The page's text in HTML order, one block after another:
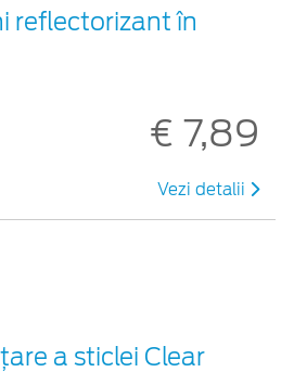
reflectorizant în
€ 7,89
Vezi detalii
a sticlei Clear